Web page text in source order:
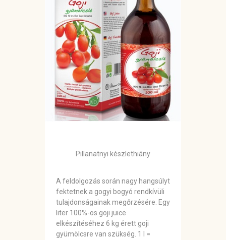
Pillanatnyi készlethiány
A feldolgozás során nagy hangsúlyt
fektetnek a gogyi bogyó rendkívüli
tulajdonságainak megőrzésére. Egy
liter 100%-os goji juice
elkészítéséhez 6 kg érett goji
gyümölcsre van szükség. 1 l =